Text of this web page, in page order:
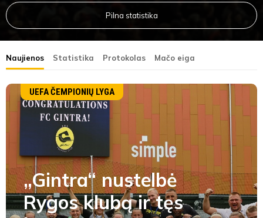
Pilna statistika
Naujienos Statistika Protokolas Mačo eiga
UEFA ČEMPIONIŲ LYGA
„Gintra“ nustelbė
Rygos klubą ir tęs